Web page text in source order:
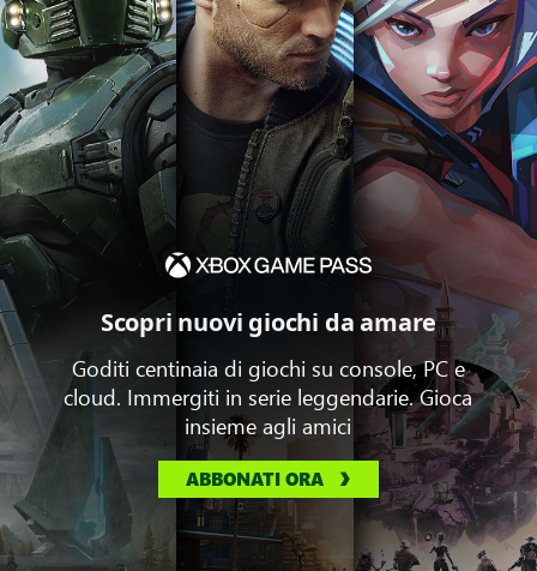
Scopri nuovi giochi da amare
Goditi centinaia di giochi su console, PC e
cloud. Immergiti in serie leggendarie. Gioca
insieme agli amici
ABBONATI ORA